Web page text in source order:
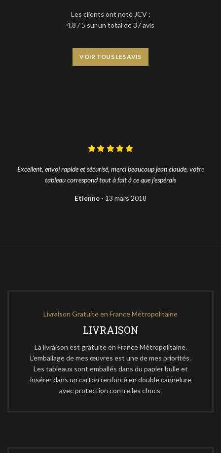
Les clients ont noté JCV :
4,8 / 5 sur un total de 37 avis
VOIR TOUS LES AVIS
Excellent, envoi rapide et sécurisé, merci beaucoup jean claude, votre
tableau correspond tout à fait à ce que j’espérais
Etienne 13 mars 2018
Livraison Gratuite en France Métropolitaine
LIVRAISON
La livraison est gratuite en France Métropolitaine.
L'emballage de mes œuvres est une de mes priorités.
Les tableaux sont emballés dans du papier bulle et
insérer dans un carton renforcé en double cannelure
avec protection contre les chocs.